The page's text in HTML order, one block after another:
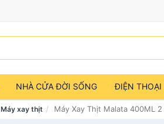
NHÀ CỬA ĐỜI SỐNG ĐIỆN THOẠI
Máy xay thịt Máy Xay Thịt Malata 400ML